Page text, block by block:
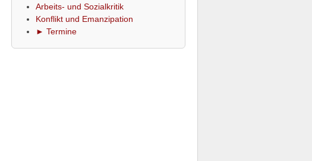
Arbeits- und Sozialkritik
Konflikt und Emanzipation
► Termine